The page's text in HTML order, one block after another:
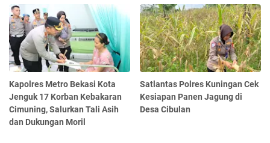
Kapolres Metro Bekasi Kota
Jenguk 17 Korban Kebakaran
Cimuning, Salurkan Tali Asih
dan Dukungan Moril
Satlantas Polres Kuningan Cek
Kesiapan Panen Jagung di
Desa Cibulan